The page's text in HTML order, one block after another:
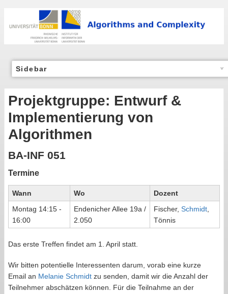
Sidebar
Projektgruppe: Entwurf &
Implementierung von
Algorithmen
BA-INF 051
Termine
Wann Wo
Dozent
Montag 14:15 -
16:00
Endenicher Allee 19a /
2.050
Fischer, Schmidt,
Tönnis
Das erste Treffen findet am 1. April statt.
Wir bitten potentielle Interessenten darum, vorab eine kurze
Email an Melanie Schmidt zu senden, damit wir die Anzahl der
Teilnehmer abschätzen können. Für die Teilnahme an der